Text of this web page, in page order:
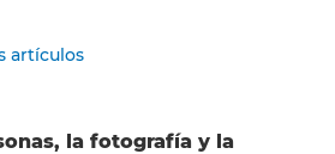
artículos
la fotografía y la